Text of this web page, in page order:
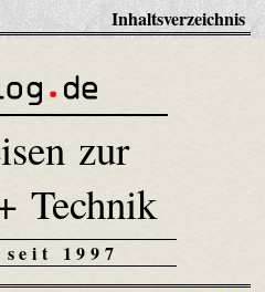
Inhaltsverzeichnis
zur
Technik
1997